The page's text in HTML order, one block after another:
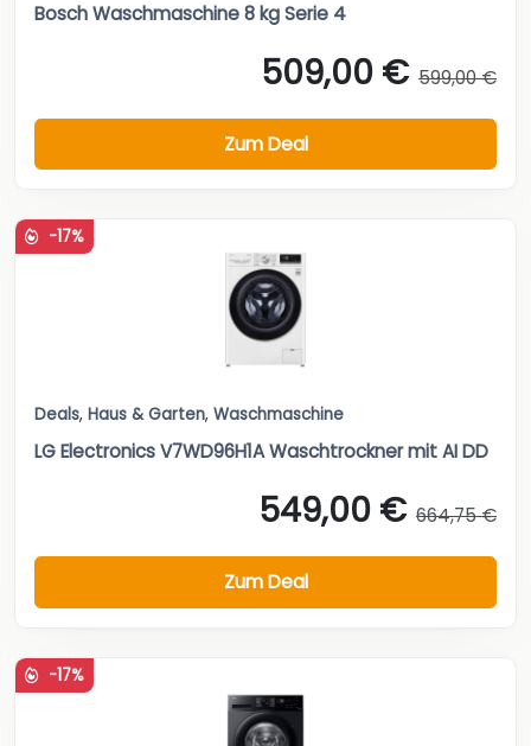
Bosch Waschmaschine 8 kg Serie 4
509,00 € 599,00 €
Zum Deal
-17%
Deals, Haus & Garten, Waschmaschine
LG Electronics V7WD96H1A Waschtrockner mit AI DD
549,00 € 664,75 €
Zum Deal
-17%